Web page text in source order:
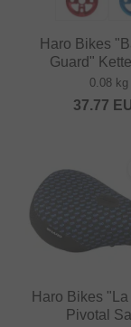
Haro Bikes
Guard"
0.08 kg
37.77
Haro Bikes
Pivotal